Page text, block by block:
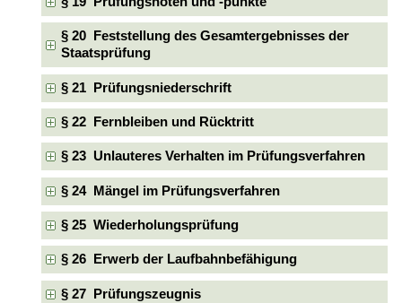
§ 20 Feststellung des Gesamtergebnisses der
Staatsprüfung
§ 21 Prüfungsniederschrift
§ 22 Fernbleiben und Rücktritt
§ 23 Unlauteres Verhalten im Prüfungsverfahren
§ 24 Mängel im Prüfungsverfahren
§ 25 Wiederholungsprüfung
§ 26 Erwerb der Laufbahnbefähigung
§ 27 Prüfungszeugnis